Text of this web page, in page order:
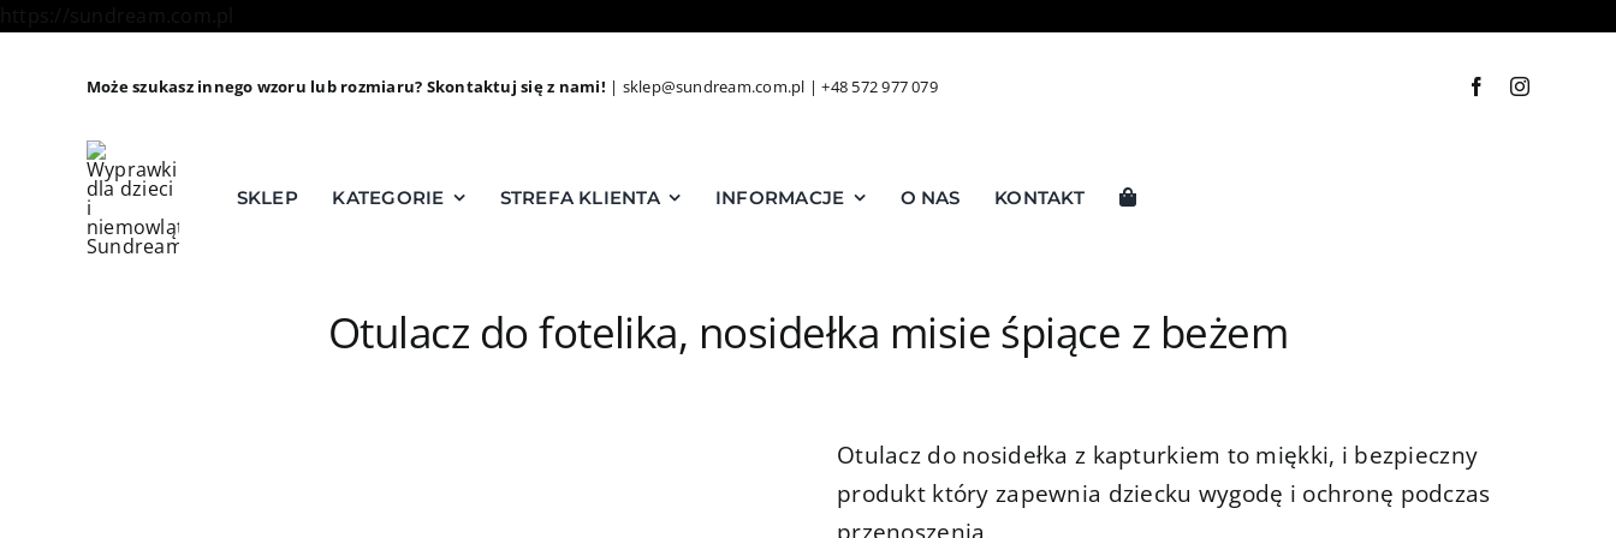
content
Może szukasz innego wzoru lub rozmiaru? Skontaktuj się z nami! | sklep@sundream.com.pl |+48 572 977 079
SKLEP KATEGORIE STREFA KLIENTA INFORMACJE O NAS KONTAKT
Otulacz do fotelika, nosidełka misie śpiące z beżem
Otulacz do nosidełka z kapturkiem to miękki, i bezpieczny
produkt który zapewnia dziecku wygodę i ochronę podczas